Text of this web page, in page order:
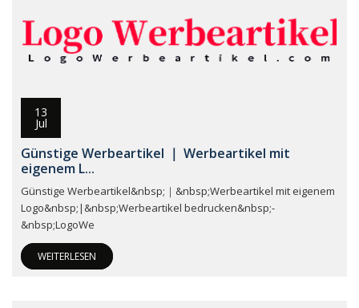
13
Jul
Günstige Werbeartikel ｜ Werbeartikel mit
eigenem L...
Günstige Werbeartikel&nbsp;｜&nbsp;Werbeartikel mit eigenem
Logo&nbsp;|&nbsp;Werbeartikel bedrucken&nbsp;-
&nbsp;LogoWe
WEITERLESEN